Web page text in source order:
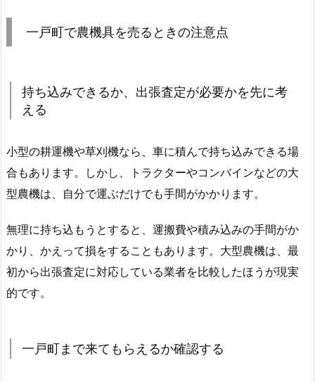
一戸町で農機具を売るときの注意点
持ち込みできるか、出張査定が必要かを先に考
える
小型の耕運機や草刈機なら、車に積んで持ち込みできる場
合もあります。しかし、トラクターやコンバインなどの大
型農機は、自分で運ぶだけでも手間がかかります。
無理に持ち込もうとすると、運搬費や積み込みの手間がか
かり、かえって損をすることもあります。大型農機は、最
初から出張査定に対応している業者を比較したほうが現実
的です。
一戸町まで来てもらえるか確認する